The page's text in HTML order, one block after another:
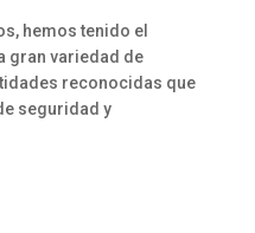
hemos tenido el
gran variedad de
reconocidas que
seguridad y